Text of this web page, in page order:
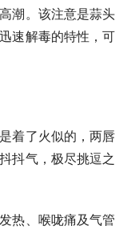
潮。该注意是蒜头
速解毒的特性，可
着了火似的，两唇
抖气，极尽挑逗之
热、喉咙痛及气管